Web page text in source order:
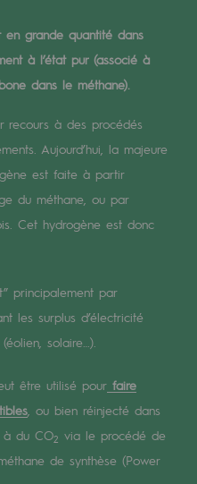
et ouverte
adaptative et
valeurs
en grande quantité dans
à l’état pur (associé à
dans le méthane).
recours à des procédés
Aujourd’hui, la majeure
est faite à partir
du méthane, ou par
Cet hydrogène est donc
principalement par
les surplus d’électricité
solaire…).
être utilisé pour faire
, ou bien réinjecté dans
à du CO2 via le procédé de
de synthèse (Power